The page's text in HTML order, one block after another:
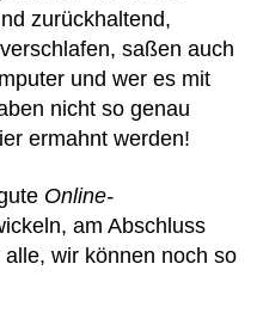
zurückhaltend,
saßen auch
und wer es mit
nicht so genau
ermahnt werden!
Online-
am Abschluss
wir können noch so